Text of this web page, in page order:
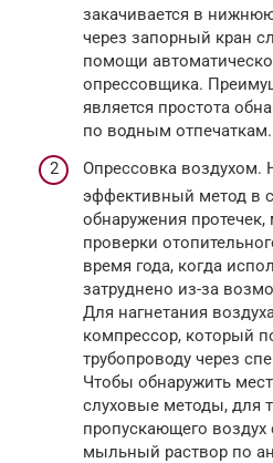
закачивается в
через запорный кран
помощи
опрессовщика.
является простота
по водным отпечаткам.
Опрессовка воздухом.
эффективный метод в
обнаружения
проверки
время года, когда
затруднено из-за
Для нагнетания
компрессор, который
трубопроводу через
Чтобы обнаружить
слуховые методы, для
пропускающего
мыльный раствор по